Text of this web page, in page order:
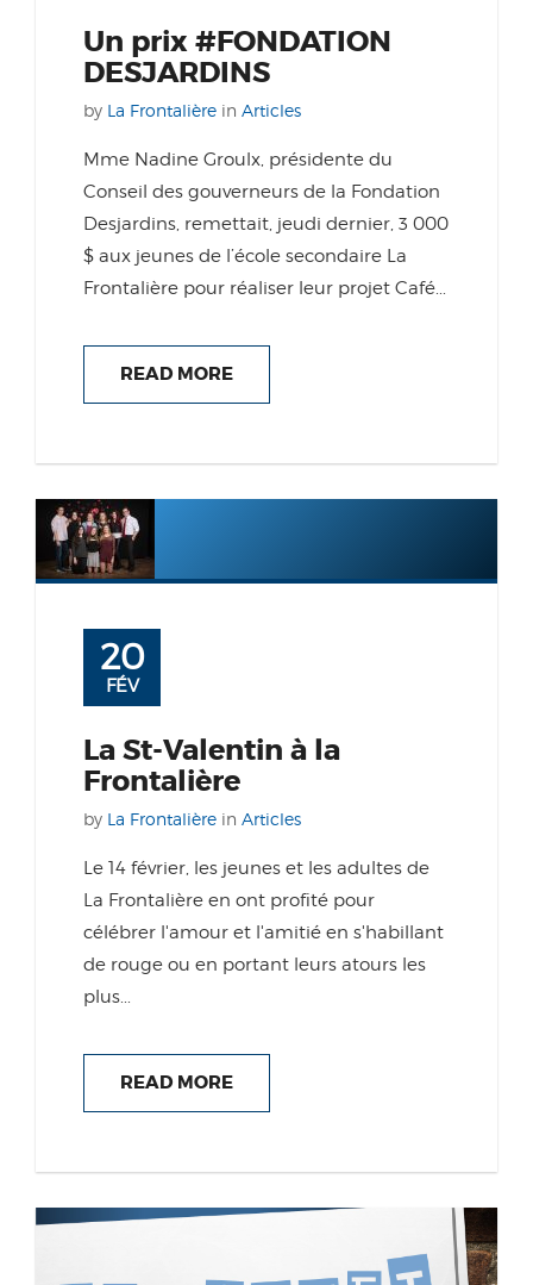
Un prix #FONDATION
DESJARDINS
by La Frontalière in Articles
Mme Nadine Groulx, présidente du
Conseil des gouverneurs de la Fondation
Desjardins, remettait, jeudi dernier, 3 000
$ aux jeunes de l’école secondaire La
Frontalière pour réaliser leur projet Café...
READ MORE
20
FÉV
La St-Valentin à la
Frontalière
by La Frontalière in Articles
Le 14 février, les jeunes et les adultes de
La Frontalière en ont profité pour
célébrer l'amour et l'amitié en s'habillant
de rouge ou en portant leurs atours les
plus...
READ MORE